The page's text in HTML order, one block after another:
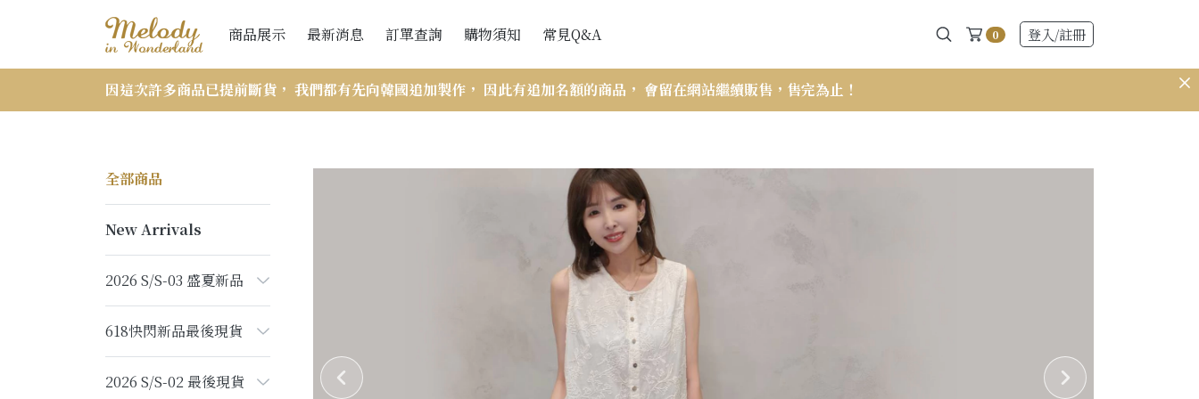
商品展示 最新消息 訂單查詢
訪客訂單查詢
購物須知
付款與出貨
商品斷貨處理辦法
售後服務-瑕疵與寄錯商品
商品尺寸帳量示意圖與注意事項
常見Q&A 0 登入/註冊
因這次許多商品已提前斷貨， 我們都有先向韓國追加製作， 因此有追加名額的商品， 會留在網站繼續販售，售完為止！ 𝟭𝟱𝟭 小個子穿
全部商品
New Arrivals
2026 S/S-03 盛夏新品
618快閃新品最後現貨
2026 S/S-02 最後現貨